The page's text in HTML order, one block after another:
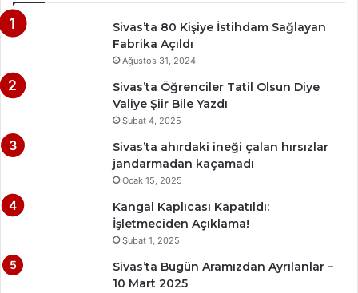
Sivas’ta 80 Kişiye İstihdam Sağlayan
Fabrika Açıldı
Ağustos 31, 2024
Sivas’ta Öğrenciler Tatil Olsun Diye
Valiye Şiir Bile Yazdı
Şubat 4, 2025
Sivas’ta ahırdaki ineği çalan hırsızlar
jandarmadan kaçamadı
Ocak 15, 2025
Kangal Kaplıcası Kapatıldı:
İşletmeciden Açıklama!
Şubat 1, 2025
Sivas’ta Bugün Aramızdan Ayrılanlar –
10 Mart 2025